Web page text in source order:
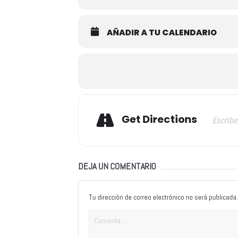
AÑADIR A TU CALENDARIO
Get Directions
DEJA UN COMENTARIO
Tu dirección de correo electrónico no será publicada.